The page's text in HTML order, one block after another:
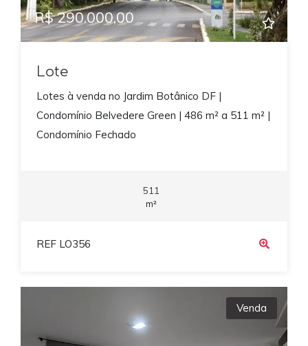
R$ 290.000,00
Lote
Lotes à venda no Jardim Botânico DF |
Condomínio Belvedere Green | 486 m² a 511 m² |
Condomínio Fechado
511
m²
REF LO356
Venda